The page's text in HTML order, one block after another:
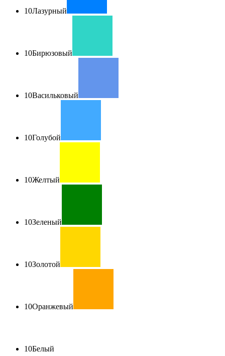
10Лазурный
10Бирюзовый
10Васильковый
10Голубой
10Желтый
10Зеленый
10Золотой
10Оранжевый
10Белый